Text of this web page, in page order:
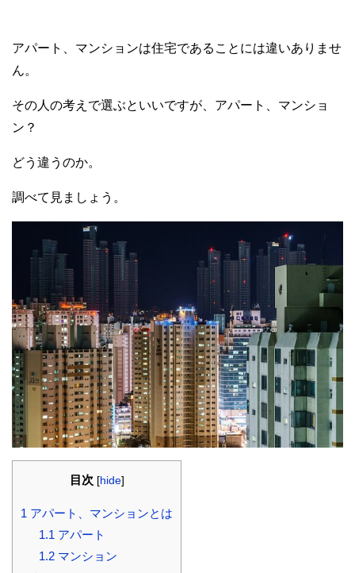
アパート、マンションは住宅であることには違いありませ
ん。
その人の考えで選ぶといいですが、アパート、マンショ
ン？
どう違うのか。
調べて見ましょう。
目次 [hide]
1 アパート、マンションとは
1.1 アパート
1.2マンション